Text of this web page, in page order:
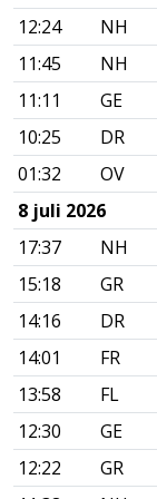
12:24
NH
11:45
NH
11:11
GE
10:25
DR
01:32
OV
8 juli 2026
17:37
NH
15:18
GR
14:16
DR
14:01
FR
13:58
FL
12:30
GE
12:22
GR